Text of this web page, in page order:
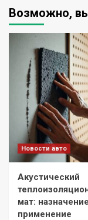
Возможно,
Новости авто
Акустический
мат:
применение